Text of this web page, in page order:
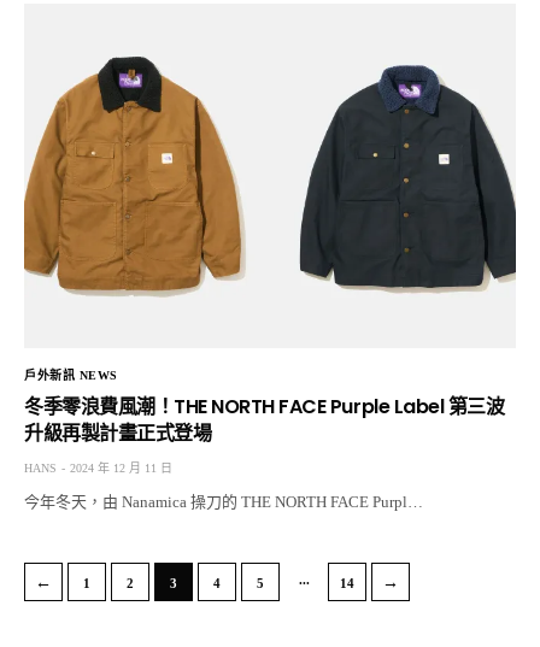
戶外新訊 NEWS
冬季零浪費風潮！THE NORTH FACE Purple Label 第三波
升級再製計畫正式登場
HANS 2024 年 12 月 11 日
今年冬天，由 Nanamica 操刀的 THE NORTH FACE Purpl…
← 1 2 3 4 5 ... 14 →